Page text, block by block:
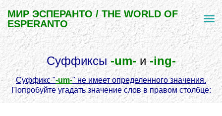
МИР ЭСПЕРАНТО / THE WORLD OF
ESPERANTO
Суффиксы-um- и-ing-
Суффикс "-um-" не имеет определенного значения.
Попробуйте угадать значение слов в правом столбце: